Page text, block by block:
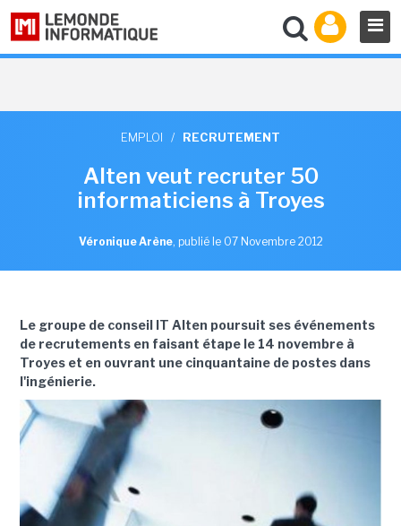
EMPLOI / RECRUTEMENT
Alten veut recruter 50
informaticiens à Troyes
Véronique Arène, publié le 07 Novembre 2012
Le groupe de conseil IT Alten poursuit ses événements
de recrutements en faisant étape le 14 novembre à
Troyes et en ouvrant une cinquantaine de postes dans
l'ingénierie.